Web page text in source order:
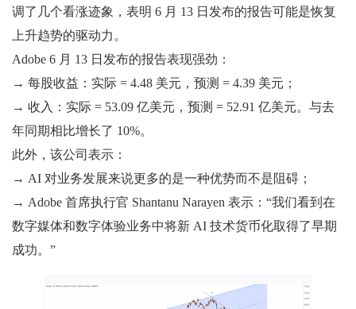
调了几个看涨迹象，表明 6 月 13 日发布的报告可能是恢复
上升趋势的驱动力。
Adobe 6 月 13 日发布的报告表现强劲：
→ 每股收益：实际 = 4.48 美元，预测 = 4.39 美元；
→ 收入：实际 = 53.09 亿美元，预测 = 52.91 亿美元。与去
年同期相比增长了 10%。
此外，该公司表示：
→ AI 对业务发展来说更多的是一种优势而不是阻碍；
→ Adob​​e 首席执行官 Shantanu Narayen 表示：“我们看到在
数字媒体和数字体验业务中将新 AI 技术货币化取得了早期
成功。”